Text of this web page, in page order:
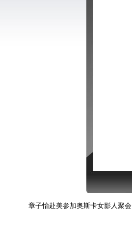
章子怡赴美参加奥斯卡女影人聚会